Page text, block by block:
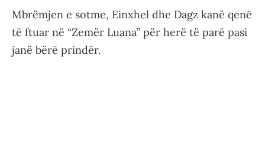
Mbrëmjen e sotme, Einxhel dhe Dagz kanë qenë
të ftuar në “Zemër Luana” për herë të parë pasi
janë bërë prindër.